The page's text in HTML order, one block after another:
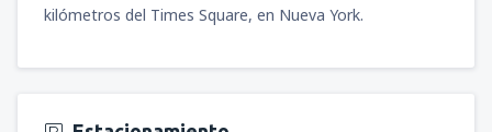
kilómetros del Times Square, en Nueva York.